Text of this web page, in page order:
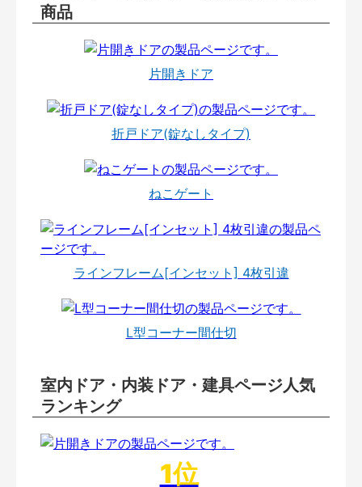
商品
片開きドア
折戸ドア(錠なしタイプ)
ねこゲート
ラインフレーム[インセット] 4枚引違
L型コーナー間仕切
室内ドア・内装ドア・建具ページ人気
ランキング